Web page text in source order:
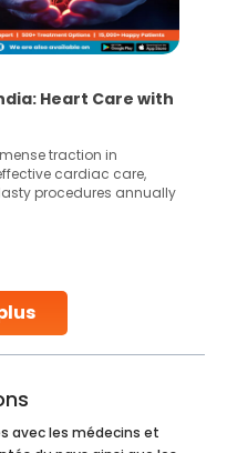
Heart Care with
traction in
cardiac care,
procedures annually
like angioplasty and
avec les médecins et